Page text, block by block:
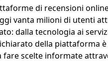
di recensioni
vanta milioni di utenti
dalla tecnologia ai
della piattaforma
scelte informate